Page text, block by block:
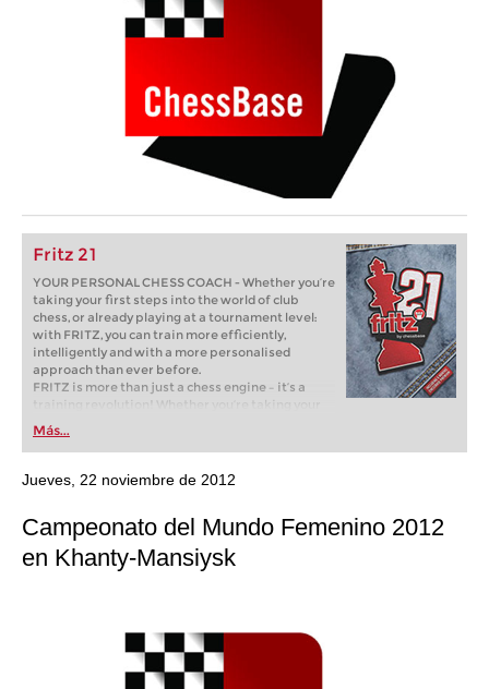
Fritz 21
YOUR PERSONAL CHESS COACH - Whether you’re
taking your first steps into the world of club
chess, or already playing at a tournament level:
with FRITZ, you can train more efficiently,
intelligently and with a more personalised
approach than ever before.
FRITZ is more than just a chess engine – it’s a
training revolution! Whether you’re taking your
first steps into the world of club chess, or already
playing at a tournament level: with FRITZ, you can
train more efficiently, intelligently and with a
more personalised approach than ever before.
Más...
Jueves, 22 noviembre de 2012
Campeonato del Mundo Femenino 2012
en Khanty-Mansiysk